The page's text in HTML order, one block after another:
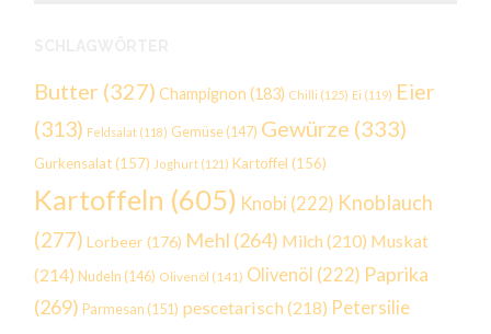
Butter (327) Champignon (183) Chilli (125) Ei (119) Eier
(313) Feldsalat (118) Gemüse (147) Gewürze (333)
Gurkensalat (157) Joghurt (121) Kartoffel (156)
Kartoffeln (605) Knobi (222) Knoblauch
(277) Lorbeer (176) Mehl (264) Milch (210) Muskat
(214) Nudeln (146) Olivenöl (141) Olivenöl (222) Paprika
(269) Parmesan (151) pescetarisch (218) Petersilie